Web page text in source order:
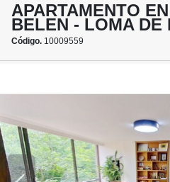
APARTAMENTO
BELEN - LOMA DE
Código. 10009559